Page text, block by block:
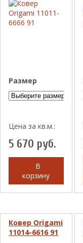
Размер
Цена за кв.м.:
5 670 руб.
В
корзину
Ковер Origami
11014-6616 91